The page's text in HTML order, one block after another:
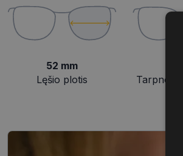
52 mm
Lęšio plotis